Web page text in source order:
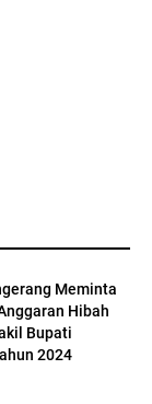
Meminta
Hibah
Bupati
2024